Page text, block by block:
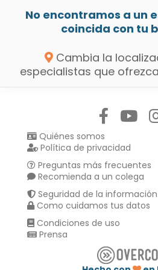
No encontramos a un
coincida con tu
Cambia la
especialistas que
Quiénes somos
Política de privacidad
Preguntas más frecuentes
Recomienda a un colega
Seguridad de la información
Como cuidamos tus datos
Condiciones de uso
Prensa